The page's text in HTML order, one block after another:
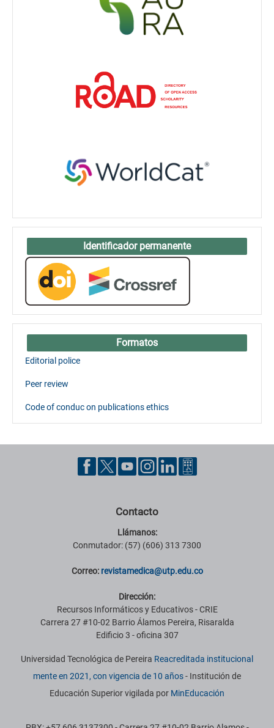
Identificador permanente
Formatos
Editorial police
Peer review
Code of conduc on publications ethics
Contacto
Llámanos:
Conmutador: (57) (606) 313 7300
Correo: revistamedica@utp.edu.co
Dirección:
Recursos Informáticos y Educativos - CRIE
Carrera 27 #10-02 Barrio Álamos Pereira, Risaralda
Edificio 3 - oficina 307
Universidad Tecnológica de Pereira Reacreditada institucional
mente en 2021, con vigencia de 10 años- Institución de
Educación Superior vigilada por MinEducación